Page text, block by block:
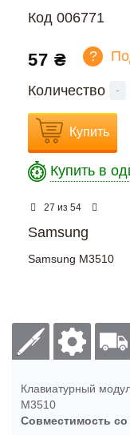
Код 006771
57 ₴ ?
Количество -
Купить
Купить в
27 из 54
Samsung
Samsung M3510
Клавиатурный
M3510
Совместимость